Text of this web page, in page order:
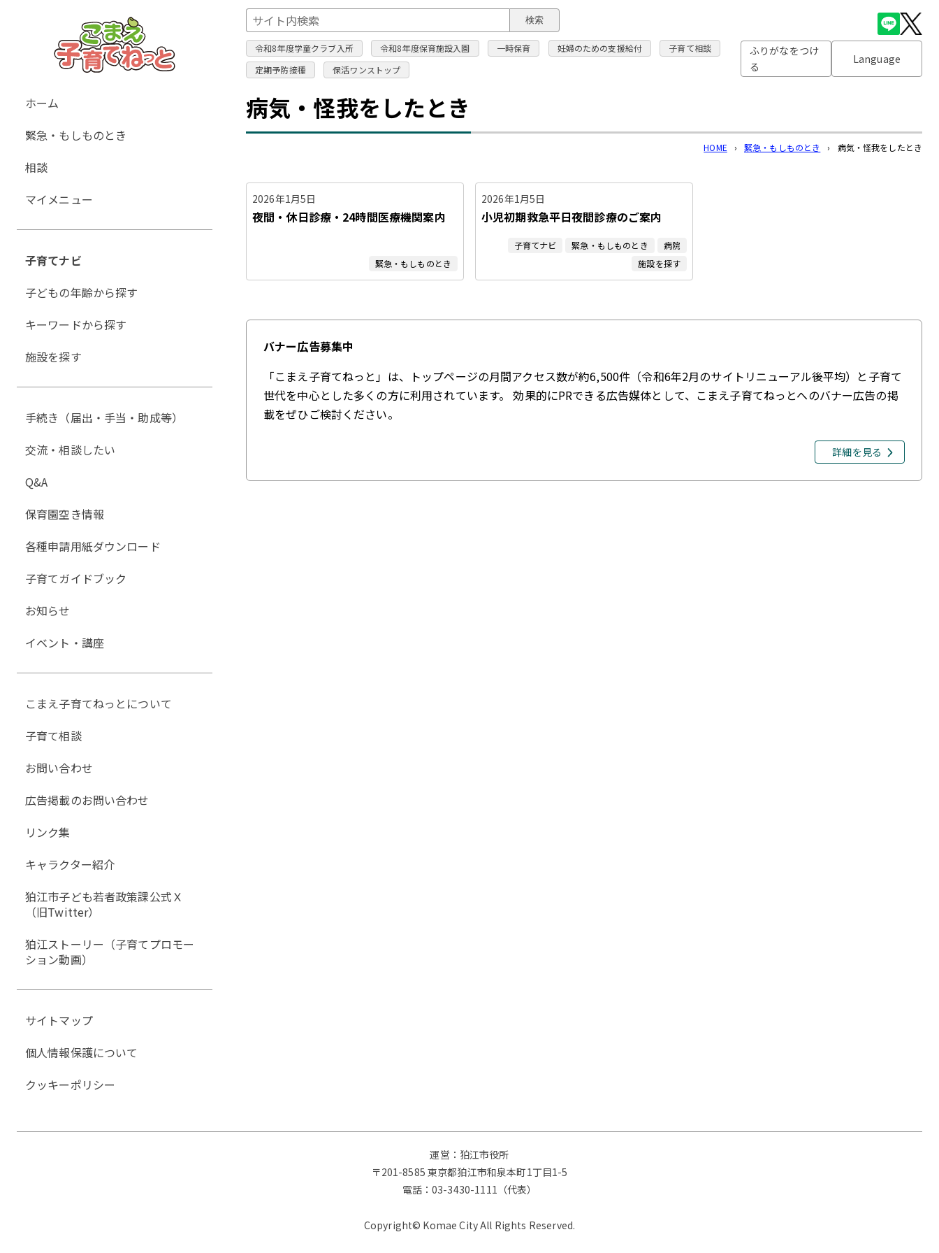
このページの本文へ
検索
令和8年度学童クラブ入所 令和8年度保育施設入園 一時保育 妊婦のための支援給付
子育て相談
定期予防接種
保活ワンストップ
ふりがなをつけ
る
Language
病気・怪我をしたとき
HOME › 緊急・もしものとき › 病気・怪我をしたとき
2026年1月5日
夜間・休日診療・24時間医療機関案内
緊急・もしものとき
2026年1月5日
小児初期救急平日夜間診療のご案内
子育てナビ 緊急・もしものとき
病院
施設を探す
バナー広告募集中
「こまえ子育てねっと」は、トップページの月間アクセス数が約6,500件（令和6年2月のサイトリニューアル後平均）と子育て
世代を中心とした多くの方に利用されています。 効果的にPRできる広告媒体として、こまえ子育てねっとへのバナー広告の掲
載をぜひご検討ください。
詳細を見る
グ
ー
ル
ナ
ゲ
シ
ョ
ホーム
緊急・もしものとき
相談
マイメニュー
子育てナビ
子どもの年齢から探す
キーワードから探す
施設を探す
手続き（届出・手当・助成等）
交流・相談したい
Q&A
保育園空き情報
各種申請用紙ダウンロード
子育てガイドブック
お知らせ
イベント・講座
こまえ子育てねっとについて
子育て相談
お問い合わせ
広告掲載のお問い合わせ
リンク集
キャラクター紹介
狛江市子ども若者政策課公式Ｘ
（旧Twitter）
狛江ストーリー（子育てプロモー
ション動画）
サイトマップ
個人情報保護について
クッキーポリシー
運営：狛江市役所
〒201-8585 東京都狛江市和泉本町1丁目1-5
電話：03-3430-1111（代表）
Copyright© Komae City All Rights Reserved.